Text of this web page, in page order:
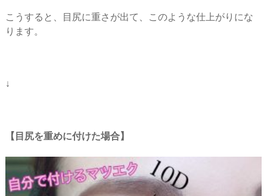
こうすると、目尻に重さが出て、このような仕上がりにな
ります。
↓
目尻を重めに付けた場合